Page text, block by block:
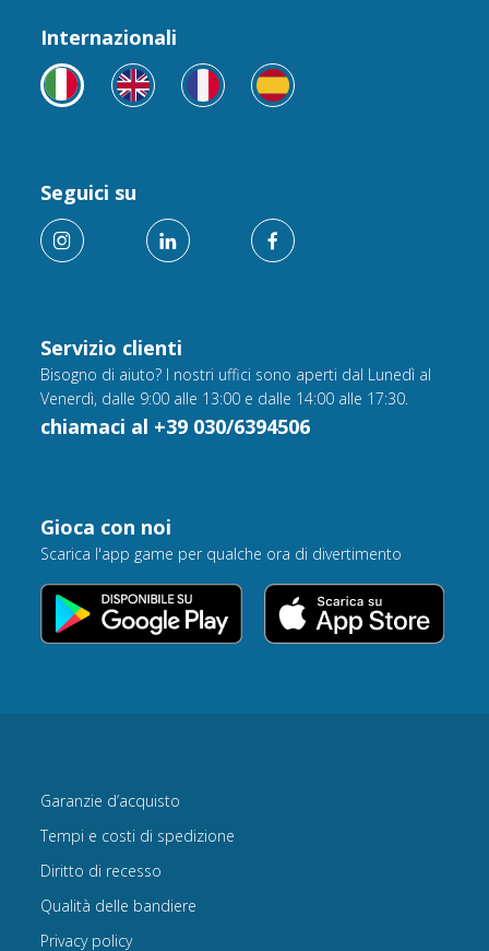
Servizio clienti
Bisogno di aiuto? I nostri uffici sono aperti dal Lunedì al
Venerdì, dalle 9:00 alle 13:00 e dalle 14:00 alle 17:30.
chiamaci al +39 030/6394506
Internazionali
Seguici su
Gioca con noi
Scarica l'app game per qualche ora di divertimento
Garanzie d’acquisto
Tempi e costi di spedizione
Diritto di recesso
Qualità delle bandiere
Privacy policy